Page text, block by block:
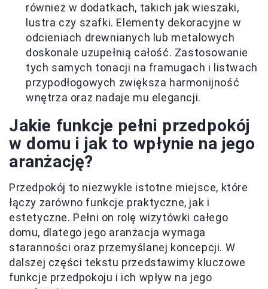
również w dodatkach, takich jak wieszaki,
lustra czy szafki. Elementy dekoracyjne w
odcieniach drewnianych lub metalowych
doskonale uzupełnią całość. Zastosowanie
tych samych tonacji na framugach i listwach
przypodłogowych zwiększa harmonijność
wnętrza oraz nadaje mu elegancji.
Jakie funkcje pełni przedpokój
w domu i jak to wpłynie na jego
aranżację?
Przedpokój to niezwykle istotne miejsce, które
łączy zarówno funkcje praktyczne, jak i
estetyczne. Pełni on rolę wizytówki całego
domu, dlatego jego aranżacja wymaga
staranności oraz przemyślanej koncepcji. W
dalszej części tekstu przedstawimy kluczowe
funkcje przedpokoju i ich wpływ na jego